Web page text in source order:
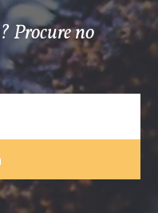
Procure no